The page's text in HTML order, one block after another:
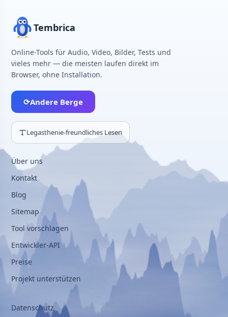
Tembrica
Online-Tools für Audio, Video, Bilder, Tests und
vieles mehr — die meisten laufen direkt im
Browser, ohne Installation.
⟳Andere Berge
Legasthenie-freundliches Lesen
Über uns
Kontakt
Blog
Sitemap
Tool vorschlagen
Entwickler-API
Preise
Projekt unterstützen
Datenschutz